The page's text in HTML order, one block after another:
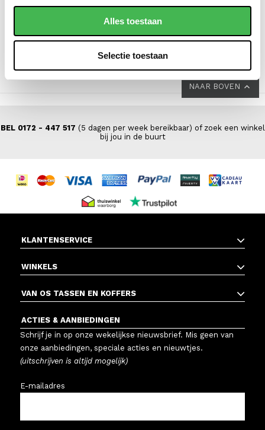
Alles toestaan
Selectie toestaan
44,95
floater field leer
VAN 199,00
NAAR BOVEN
BEL 0172 - 447 517 (5 dagen per week bereikbaar) of zoek een winkel
bij jou in de buurt
KLANTENSERVICE
WINKELS
VAN OS TASSEN EN KOFFERS
ACTIES & AANBIEDINGEN
Schrijf je in op onze wekelijkse nieuwsbrief. Mis geen van
onze aanbiedingen, speciale acties en nieuwtjes.
(uitschrijven is altijd mogelijk)
E-mailadres